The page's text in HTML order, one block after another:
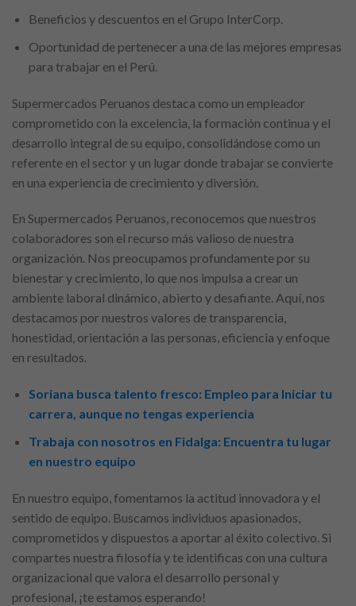
Beneficios y descuentos en el Grupo InterCorp.
Oportunidad de pertenecer a una de las mejores empresas
para trabajar en el Perú.
Supermercados Peruanos destaca como un empleador
comprometido con la excelencia, la formación continua y el
desarrollo integral de su equipo, consolidándose como un
referente en el sector y un lugar donde trabajar se convierte
en una experiencia de crecimiento y diversión.
En Supermercados Peruanos, reconocemos que nuestros
colaboradores son el recurso más valioso de nuestra
organización. Nos preocupamos profundamente por su
bienestar y crecimiento, lo que nos impulsa a crear un
ambiente laboral dinámico, abierto y desafiante. Aquí, nos
destacamos por nuestros valores de transparencia,
honestidad, orientación a las personas, eficiencia y enfoque
en resultados.
Soriana busca talento fresco: Empleo para Iniciar tu
carrera, aunque no tengas experiencia
Trabaja con nosotros en Fidalga: Encuentra tu lugar
en nuestro equipo
En nuestro equipo, fomentamos la actitud innovadora y el
sentido de equipo. Buscamos individuos apasionados,
comprometidos y dispuestos a aportar al éxito colectivo. Si
compartes nuestra filosofía y te identificas con una cultura
organizacional que valora el desarrollo personal y
profesional, ¡te estamos esperando!